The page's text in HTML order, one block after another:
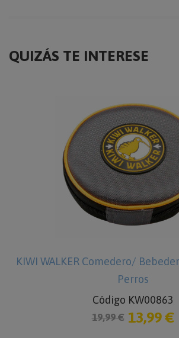
QUIZÁS TE INTERESE
KIWI WALKER Comedero/
Perros
Código KW00863
19,99 € 13,99 €